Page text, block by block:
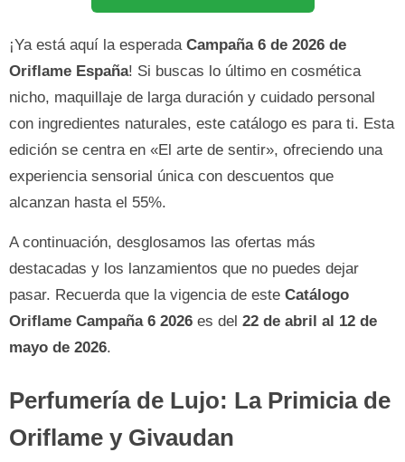
¡Ya está aquí la esperada Campaña 6 de 2026 de
Oriflame España! Si buscas lo último en cosmética
nicho, maquillaje de larga duración y cuidado personal
con ingredientes naturales, este catálogo es para ti. Esta
edición se centra en «El arte de sentir», ofreciendo una
experiencia sensorial única con descuentos que
alcanzan hasta el 55%.
A continuación, desglosamos las ofertas más
destacadas y los lanzamientos que no puedes dejar
pasar. Recuerda que la vigencia de este Catálogo
Oriflame Campaña 6 2026 es del 22 de abril al 12 de
mayo de 2026.
Perfumería de Lujo: La Primicia de
Oriflame y Givaudan